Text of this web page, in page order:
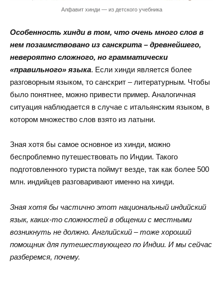
Алфавит хинди — из детского учебника
Особенность хинди в том, что очень много слов в
нем позаимствовано из санскрита – древнейшего,
невероятно сложного, но грамматически
«правильного» языка. Если хинди является более
разговорным языком, то санскрит – литературным. Чтобы
было понятнее, можно привести пример. Аналогичная
ситуация наблюдается в случае с итальянским языком, в
котором множество слов взято из латыни.
Зная хотя бы самое основное из хинди, можно
беспроблемно путешествовать по Индии. Такого
подготовленного туриста поймут везде, так как более 500
млн. индийцев разговаривают именно на хинди.
Зная хотя бы частично этот национальный индийский
язык, каких-то сложностей в общении с местными
возникнуть не должно. Английский – тоже хороший
помощник для путешествующего по Индии. И мы сейчас
разберемся, почему.